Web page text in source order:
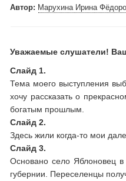
Автор: Марухина Ирина
Уважаемые слушатели!
Слайд 1.
Тема моего выступления
хочу рассказать о
богатым прошлым.
Слайд 2.
Здесь жили когда-то мои
Слайд 3.
Основано село Яблоновец
губернии. Переселенцы